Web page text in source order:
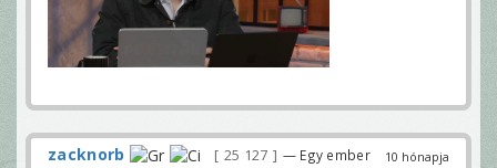
10 hónapja
zacknorb 25 127
— Egy ember